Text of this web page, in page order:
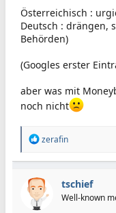
Österreichisch :
Deutsch : drängen,
Behörden)
(Googles erster
aber was mit
noch nicht
R
a
t
i
o
zerafin
tschief
Well-known